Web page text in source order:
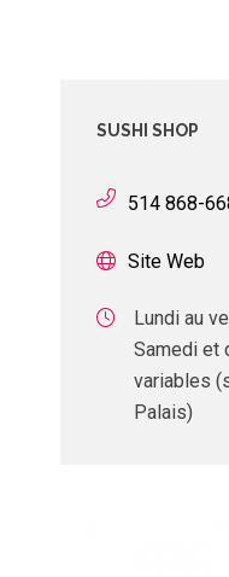
SUSHI SHOP
514 868-
Site Web
Lundi au
Samedi et
variables
Palais)